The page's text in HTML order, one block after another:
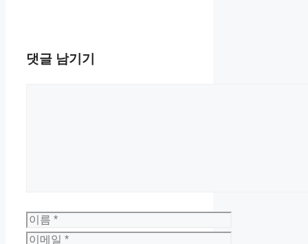
댓글 남기기
이
름
이